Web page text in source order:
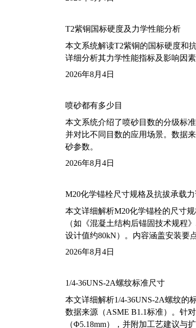
T2紫铜国标硬度及力学性能分析
本文系统解读T2紫铜的国标硬度和
详细分析其力学性能指标及影响因
2026年8月4日
喷砂都有多少目
本文系统介绍了喷砂目数的分级标
并对比不同目数的应用场景。数据
砂参数。
2026年8月4日
M20化学锚栓尺寸规格及抗拔承载
本文详细解析M20化学锚栓的尺寸
（如《混凝土结构后锚固技术规程
设计值约80kN）。内容涵盖安装要
2026年8月4日
1/4-36UNS-2A螺纹标准尺寸
本文详细解析1/4-36UNS-2A螺纹的
数据来源（ASME B1.1标准）。针
（Φ5.18mm），并附加工艺建议与扩